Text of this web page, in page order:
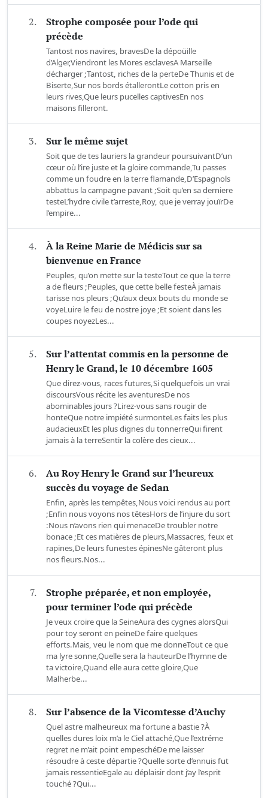
2.
Strophe composée pour l’ode qui
précède
Tantost nos navires, bravesDe la dépoüille
d’Alger,Viendront les Mores esclavesA Marseille
décharger ;Tantost, riches de la perteDe Thunis et de
Biserte,Sur nos bords étallerontLe cotton pris en
leurs rives,Que leurs pucelles captivesEn nos
maisons filleront.
3. Sur le même sujet
Soit que de tes lauriers la grandeur poursuivantD’un
cœur où l’ire juste et la gloire commande,Tu passes
comme un foudre en la terre flamande,D’Espagnols
abbattus la campagne pavant ;Soit qu’en sa derniere
testeL’hydre civile t’arreste,Roy, que je verray jouïrDe
l’empire...
4.
À la Reine Marie de Médicis sur sa
bienvenue en France
Peuples, qu’on mette sur la testeTout ce que la terre
a de fleurs ;Peuples, que cette belle festeÀ jamais
tarisse nos pleurs ;Qu’aux deux bouts du monde se
voyeLuire le feu de nostre joye ;Et soient dans les
coupes noyezLes...
5.
Sur l’attentat commis en la personne de
Henry le Grand, le 10 décembre 1605
Que direz-vous, races futures,Si quelquefois un vrai
discoursVous récite les aventuresDe nos
abominables jours ?Lirez-vous sans rougir de
honteQue notre impiété surmonteLes faits les plus
audacieuxEt les plus dignes du tonnerreQui firent
jamais à la terreSentir la colère des cieux...
6.
Au Roy Henry le Grand sur l’heureux
succès du voyage de Sedan
Enfin, après les tempêtes,Nous voici rendus au port
;Enfin nous voyons nos têtesHors de l’injure du sort
:Nous n’avons rien qui menaceDe troubler notre
bonace ;Et ces matières de pleurs,Massacres, feux et
rapines,De leurs funestes épinesNe gâteront plus
nos fleurs.Nos...
7.
Strophe préparée, et non employée,
pour terminer l’ode qui précède
Je veux croire que la SeineAura des cygnes alorsQui
pour toy seront en peineDe faire quelques
efforts.Mais, veu le nom que me donneTout ce que
ma lyre sonne,Quelle sera la hauteurDe l’hymne de
ta victoire,Quand elle aura cette gloire,Que
Malherbe...
8. Sur l’absence de la Vicomtesse d’Auchy
Quel astre malheureux ma fortune a bastie ?À
quelles dures loix m’a le Ciel attaché,Que l’extréme
regret ne m’ait point empeschéDe me laisser
résoudre à ceste départie ?Quelle sorte d’ennuis fut
jamais ressentieEgale au déplaisir dont j’ay l’esprit
touché ?Qui...